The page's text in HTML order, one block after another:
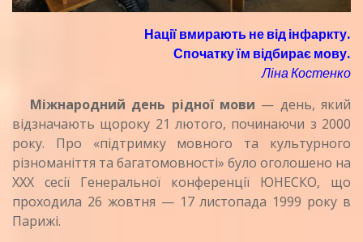
Нації вмирають не від інфаркту.
Спочатку їм відбирає мову.
Ліна Костенко
Міжнародний день рідної мови — день, який
відзначають щороку 21 лютого, починаючи з 2000
року. Про «підтримку мовного та культурного
різноманіття та багатомовності» було оголошено на
ХХХ сесії Генеральної конференції ЮНЕСКО, що
проходила 26 жовтня — 17 листопада 1999 року в
Парижі.